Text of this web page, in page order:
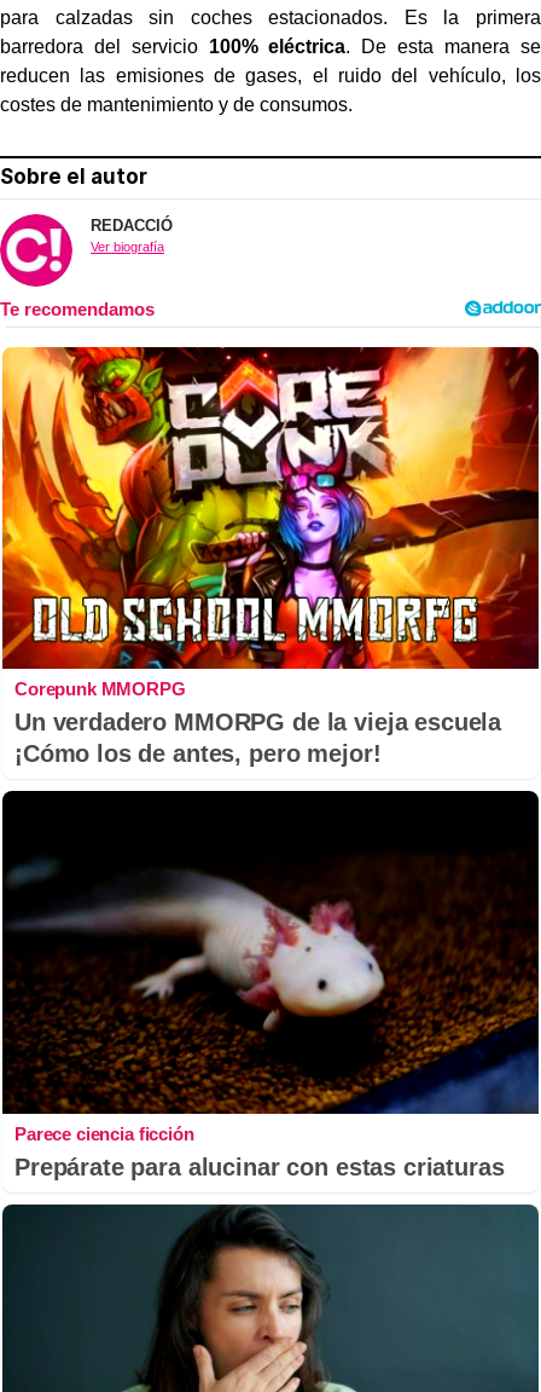
para calzadas sin coches estacionados. Es la primera
barredora del servicio 100% eléctrica. De esta manera se
reducen las emisiones de gases, el ruido del vehículo, los
costes de mantenimiento y de consumos.
Sobre el autor
REDACCIÓ
Ver biografía
Corepunk MMORPG
Un verdadero MMORPG de la vieja escuela
¡Cómo los de antes, pero mejor!
Parece ciencia ficción
Prepárate para alucinar con estas criaturas